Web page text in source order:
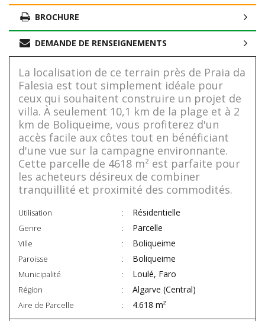
BROCHURE
DEMANDE DE RENSEIGNEMENTS
La localisation de ce terrain près de Praia da
Falesia est tout simplement idéale pour
ceux qui souhaitent construire un projet de
villa. À seulement 10,1 km de la plage et à 2
km de Boliqueime, vous profiterez d'un
accès facile aux côtes tout en bénéficiant
d'une vue sur la campagne environnante.
Cette parcelle de 4618 m² est parfaite pour
les acheteurs désireux de combiner
tranquillité et proximité des commodités.
Utilisation Résidentielle
Genre Parcelle
Ville Boliqueime
Paroisse Boliqueime
Municipalité Loulé, Faro
Région Algarve (Central)
Aire de Parcelle 4.618 m²